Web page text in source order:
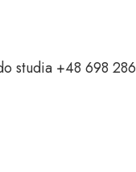
studia +48 698 286